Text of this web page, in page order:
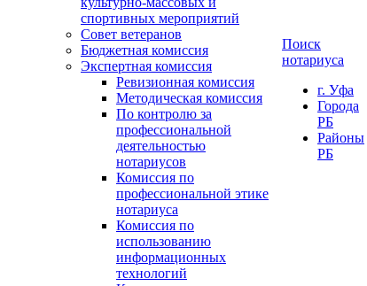
спортивных мероприятий
Совет ветеранов
Бюджетная комиссия
Экспертная комиссия
Ревизионная комиссия
Методическая комиссия
По контролю за
профессиональной
деятельностью
нотариусов
Комиссия по
профессиональной этике
нотариуса
Комиссия по
использованию
информационных
технологий
Поиск
нотариуса
г. Уфа
Города
РБ
Районы
РБ